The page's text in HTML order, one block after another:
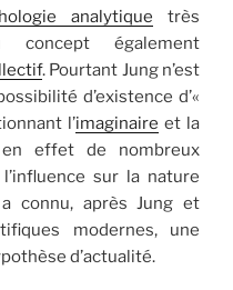
analytique très
concept également
. Pourtant Jung n’est
d’existence d’«
l’imaginaire et la
effet de nombreux
sur la nature
connu, après Jung et
modernes, une
d’actualité.